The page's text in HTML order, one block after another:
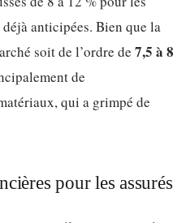
anticipées. Bien que la
soit de l’ordre de 7,5 à 8
de
qui a grimpé de
pour les assurés